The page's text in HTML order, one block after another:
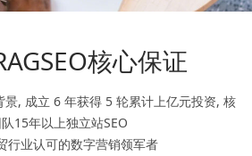
核心保证
, 成立 6 年获得 5 轮累计上亿元投资, 核
15年以上独立站SEO
行业认可的数字营销领军者